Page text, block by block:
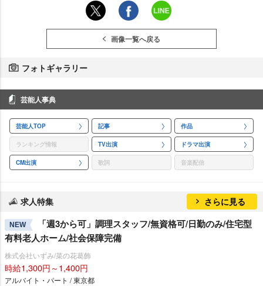
画像一覧へ戻る
フォトギャラリー
芸能人事典
芸能人TOP 記事 作品
ランキング情報 TV出演 ドラマ出演
CM出演 歌詞 音楽配信
求人特集 さらに見る
NEW
「週3から可」調理スタッフ/無資格可/日勤のみ/住宅型
有料老人ホーム/社会保障完備
株式会社いずみ/菜の花葛飾
時給1,300円～1,400円
アルバイト・パート / 東京都